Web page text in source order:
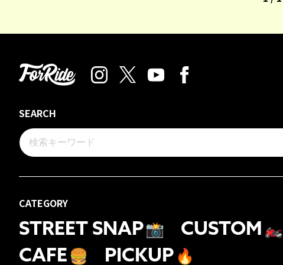
SEARCH
CATEGORY
STREET SNAP📸 CUSTOM 🏍
CAFE 🍔 PICKUP 🔥